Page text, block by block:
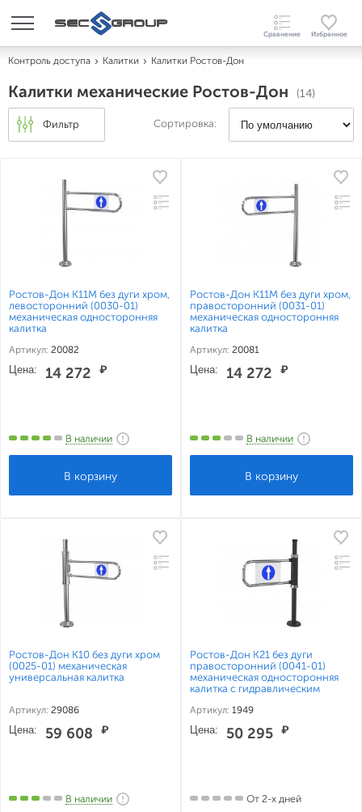
Контроль доступа Калитки Калитки Ростов-Дон
Калитки механические Ростов-Дон (14)
Фильтр Сортировка:
Ростов-Дон К11М без дуги хром,
левосторонний (0030-01)
механическая односторонняя
калитка
Артикул: 20082
Цена: 14 272 ₽
В наличии
Ростов-Дон К11М без дуги хром,
правосторонний (0031-01)
механическая односторонняя
калитка
Артикул: 20081
Цена: 14 272 ₽
В наличии
Ростов-Дон К10 без дуги хром
(0025-01) механическая
универсальная калитка
Артикул: 29086
Цена: 59 608 ₽
В наличии
Ростов-Дон К21 без дуги
правосторонний (0041-01)
механическая односторонняя
калитка с гидравлическим
Артикул: 1949
Цена: 50 295 ₽
От 2-х дней